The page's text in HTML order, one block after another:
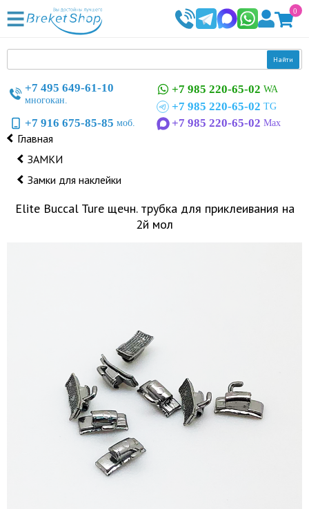
0
Найти
+7 495 649-61-10
многокан.
+7 916 675-85-85 моб.
+7 985 220-65-02 WA
+7 985 220-65-02 TG
+7 985 220-65-02 Max
Главная
ЗАМКИ
Замки для наклейки
Elite Buccal Ture щечн. трубка для приклеивания на
2й мол